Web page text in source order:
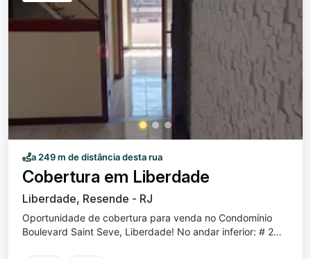
a 249 m de distância desta rua
Cobertura em Liberdade
Liberdade, Resende - RJ
Oportunidade de cobertura para venda no Condomínio
Boulevard Saint Seve, Liberdade! No andar inferior: # 2